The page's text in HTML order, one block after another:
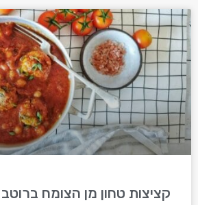
קציצות טחון מן הצומח